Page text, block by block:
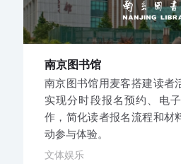
南京图书馆
南京图书馆用麦客搭建读者
实现分时段报名预约、电
作，简化读者报名流程和材
动参与体验。
文体娱乐